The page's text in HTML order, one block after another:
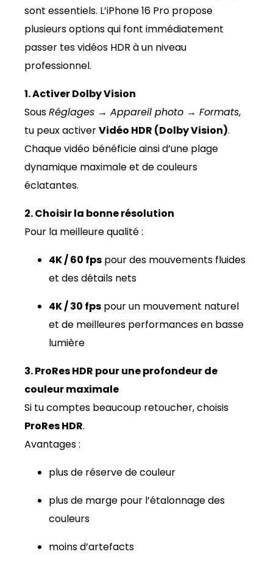
sont essentiels. L’iPhone 16 Pro propose
plusieurs options qui font immédiatement
passer tes vidéos HDR à un niveau
professionnel.
1. Activer Dolby Vision
SousRéglages → Appareil photo → Formats,
tu peux activerVidéo HDR (Dolby Vision).
Chaque vidéo bénéficie ainsi d’une plage
dynamique maximale et de couleurs
éclatantes.
2. Choisir la bonne résolution
Pour la meilleure qualité :
4K / 60 fps pour des mouvements fluides
et des détails nets
4K / 30 fps pour un mouvement naturel
et de meilleures performances en basse
lumière
3. ProRes HDR pour une profondeur de
couleur maximale
Si tu comptes beaucoup retoucher, choisis
ProRes HDR.
Avantages :
plus de réserve de couleur
plus de marge pour l’étalonnage des
couleurs
moins d’artefacts